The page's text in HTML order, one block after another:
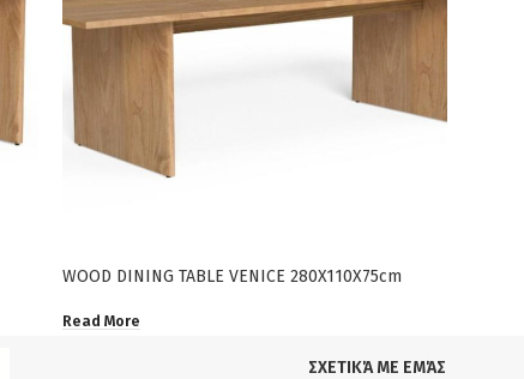
WOOD DINING TABLE VENICE 280X110X75cm
Read More
ΣΧΕΤΙΚΆ ΜΕ ΕΜΆΣ